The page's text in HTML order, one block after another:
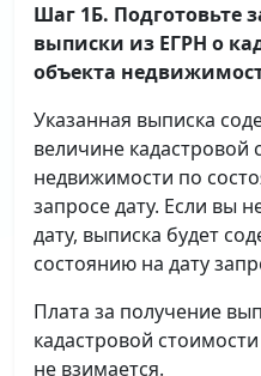
Шаг 1Б. Подготовьте
выписки из ЕГРН о
объекта
Указанная выписка
величине кадастровой
недвижимости по
запросе дату. Если вы
дату, выписка будет
состоянию на дату
Плата за получение
кадастровой
не взимается.